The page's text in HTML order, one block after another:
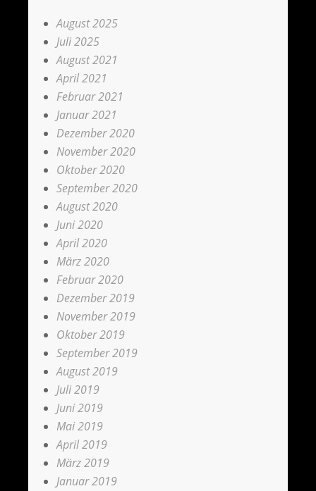
August 2025
Juli 2025
August 2021
April 2021
Februar 2021
Januar 2021
Dezember 2020
November 2020
Oktober 2020
September 2020
August 2020
Juni 2020
April 2020
März 2020
Februar 2020
Dezember 2019
November 2019
Oktober 2019
September 2019
August 2019
Juli 2019
Juni 2019
Mai 2019
April 2019
März 2019
Januar 2019